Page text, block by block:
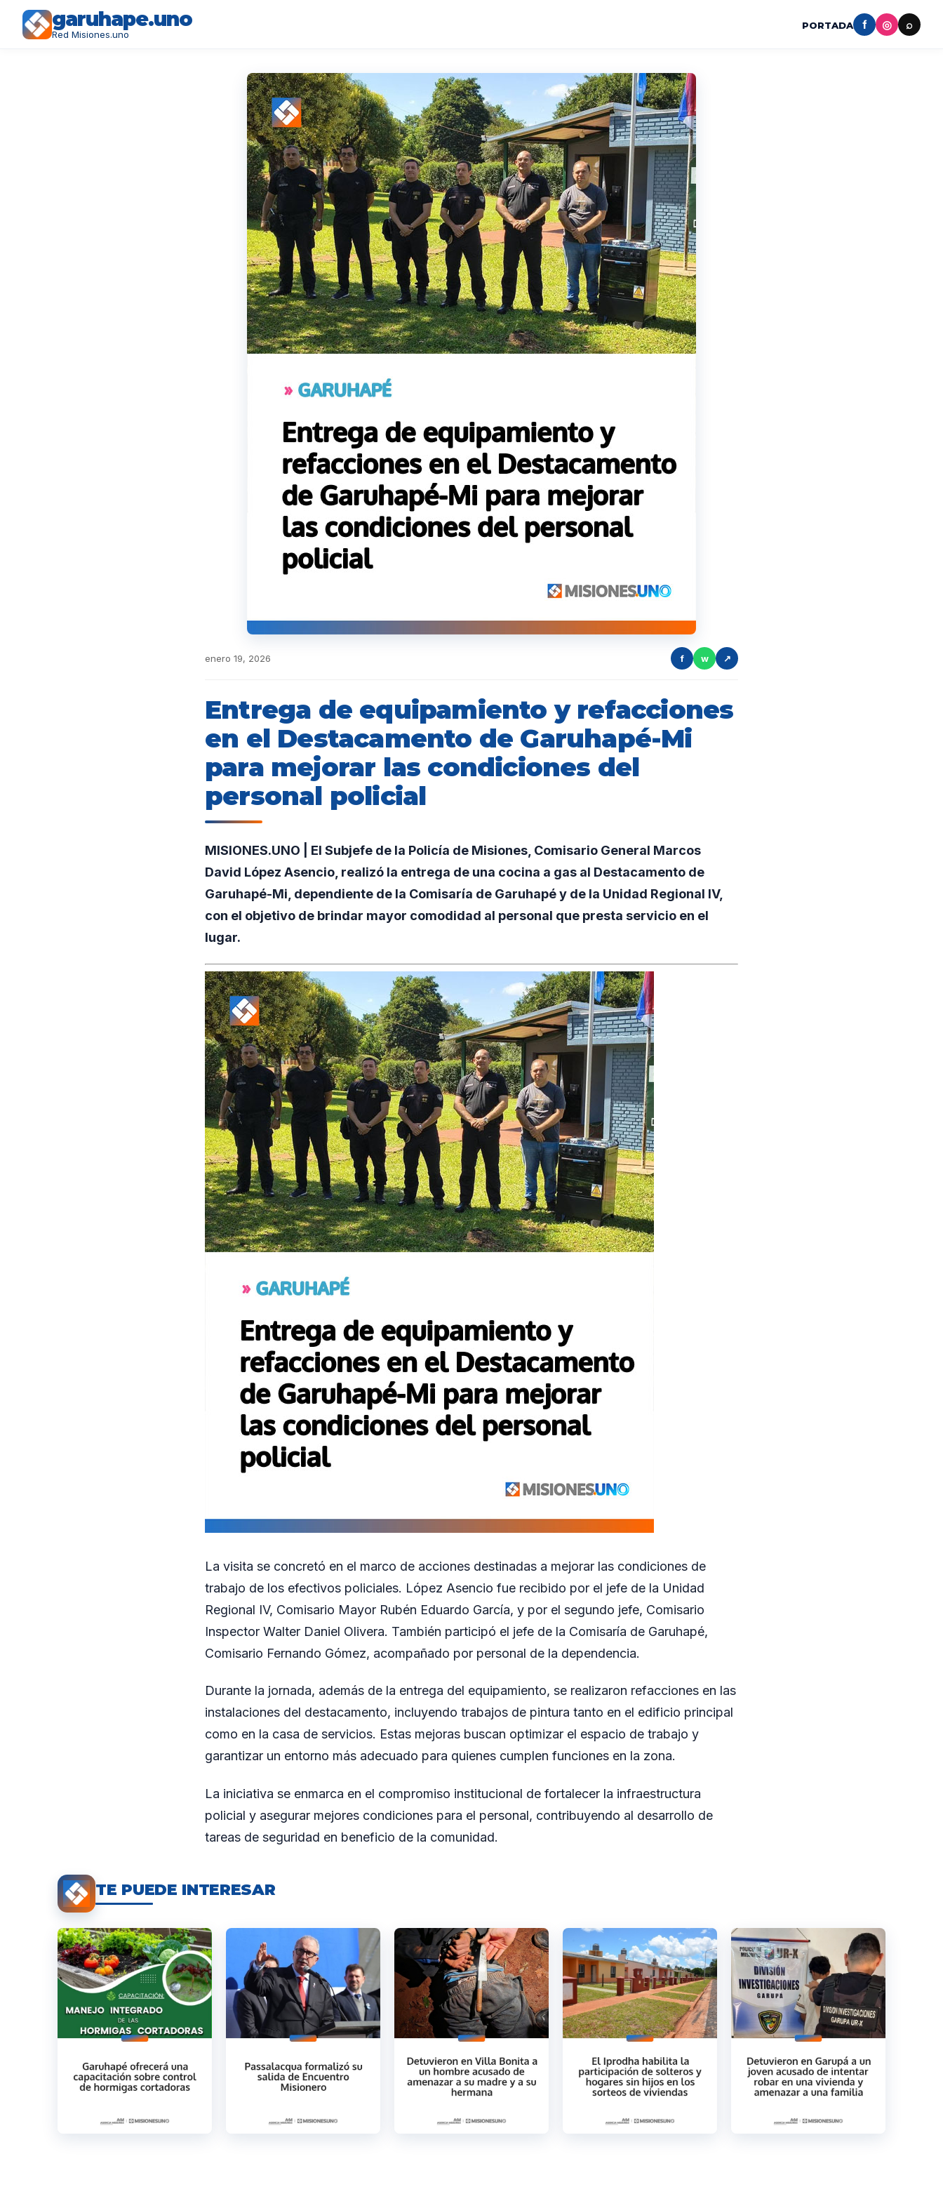
garuhape.uno
Red Misiones.uno
PORTADA f ◎ ⌕
enero 19, 2026 f w ↗
Entrega de equipamiento y refacciones
en el Destacamento de Garuhapé-Mi
para mejorar las condiciones del
personal policial
MISIONES.UNO | El Subjefe de la Policía de Misiones, Comisario General Marcos
David López Asencio, realizó la entrega de una cocina a gas al Destacamento de
Garuhapé-Mi, dependiente de la Comisaría de Garuhapé y de la Unidad Regional IV,
con el objetivo de brindar mayor comodidad al personal que presta servicio en el
lugar.
La visita se concretó en el marco de acciones destinadas a mejorar las condiciones de
trabajo de los efectivos policiales. López Asencio fue recibido por el jefe de la Unidad
Regional IV, Comisario Mayor Rubén Eduardo García, y por el segundo jefe, Comisario
Inspector Walter Daniel Olivera. También participó el jefe de la Comisaría de Garuhapé,
Comisario Fernando Gómez, acompañado por personal de la dependencia.
Durante la jornada, además de la entrega del equipamiento, se realizaron refacciones en las
instalaciones del destacamento, incluyendo trabajos de pintura tanto en el edificio principal
como en la casa de servicios. Estas mejoras buscan optimizar el espacio de trabajo y
garantizar un entorno más adecuado para quienes cumplen funciones en la zona.
La iniciativa se enmarca en el compromiso institucional de fortalecer la infraestructura
policial y asegurar mejores condiciones para el personal, contribuyendo al desarrollo de
tareas de seguridad en beneficio de la comunidad.
TE PUEDE INTERESAR